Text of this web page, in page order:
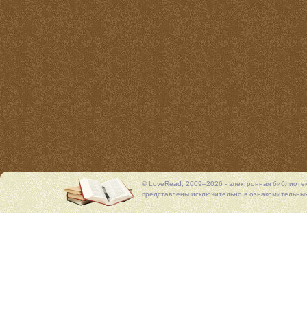
© LoveRead, 2009–2026 - электронная
представлены исключительно в